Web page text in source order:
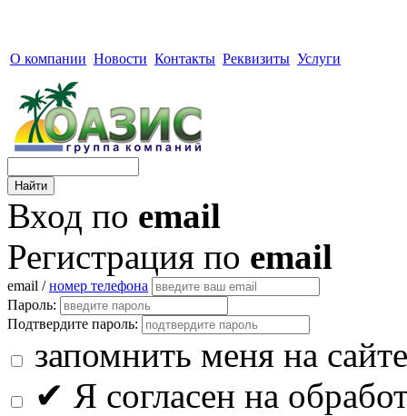
О компании Новости Контакты Реквизиты Услуги
Вход по email
Регистрация по email
email /номер телефона
Пароль:
Подтвердите пароль:
запомнить меня на сайте
✔ Я согласен на